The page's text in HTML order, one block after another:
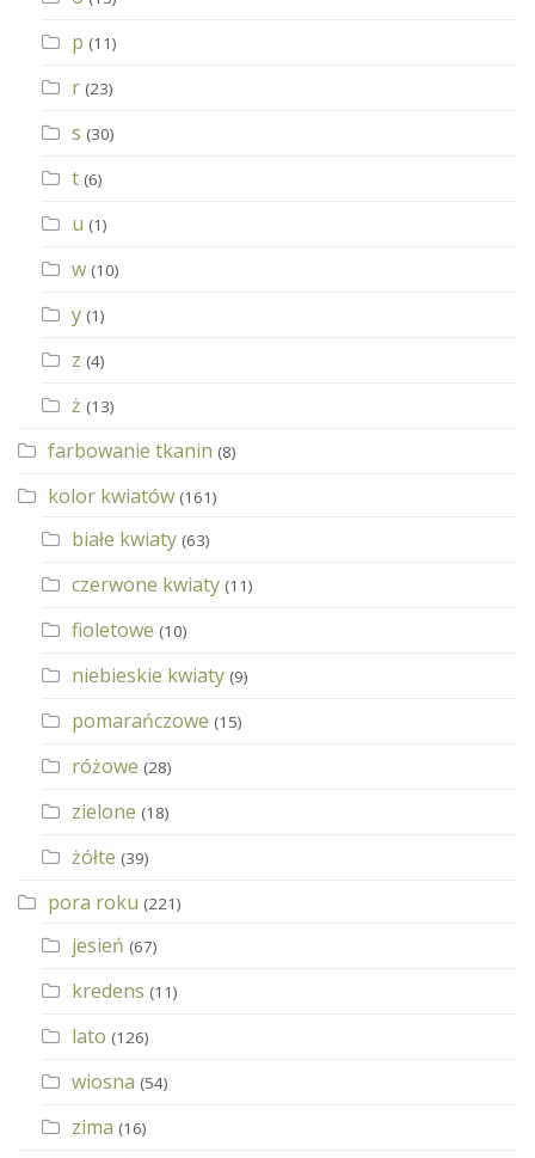
p (11)
r (23)
s (30)
t (6)
u (1)
w (10)
y (1)
z (4)
ż (13)
farbowanie tkanin (8)
kolor kwiatów (161)
białe kwiaty (63)
czerwone kwiaty (11)
fioletowe (10)
niebieskie kwiaty (9)
pomarańczowe (15)
różowe (28)
zielone (18)
żółte (39)
pora roku (221)
jesień (67)
kredens (11)
lato (126)
wiosna (54)
zima (16)